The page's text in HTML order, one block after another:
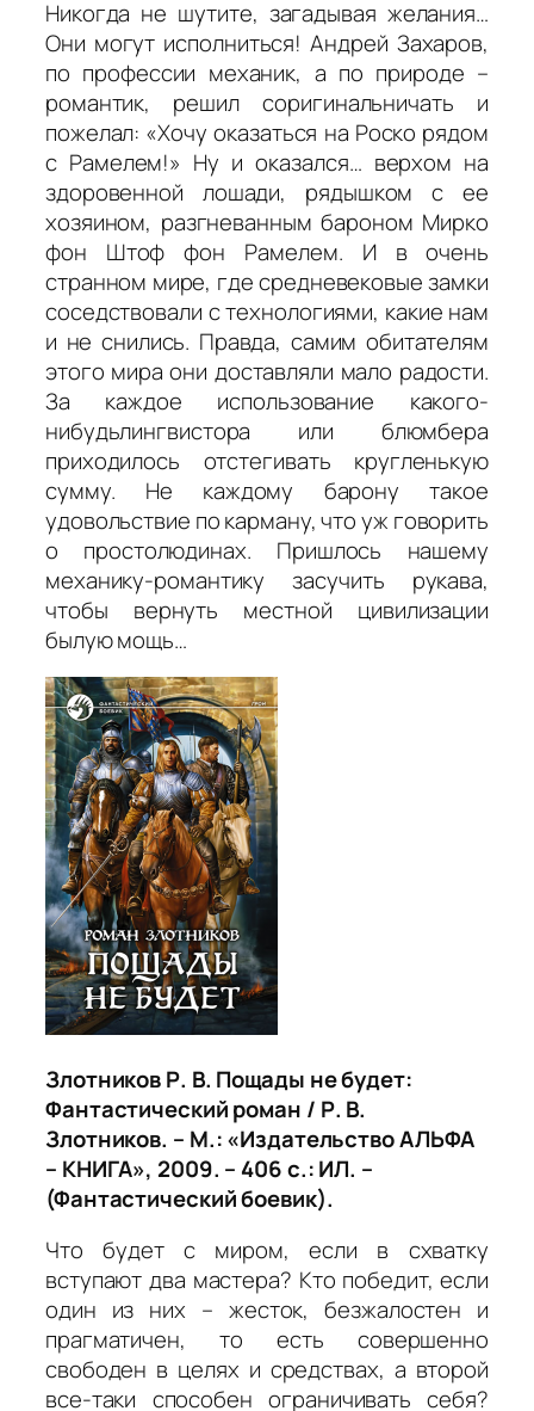
Никогда не шутите, загадывая желания…
Они могут исполниться! Андрей Захаров,
по профессии механик, а по природе –
романтик, решил соригинальничать и
пожелал: «Хочу оказаться на Роско рядом
с Рамелем!» Ну и оказался… верхом на
здоровенной лошади, рядышком с ее
хозяином, разгневанным бароном Мирко
фон Штоф фон Рамелем. И в очень
странном мире, где средневековые замки
соседствовали с технологиями, какие нам
и не снились. Правда, самим обитателям
этого мира они доставляли мало радости.
За каждое использование какого-
нибудьлингвистора или блюмбера
приходилось отстегивать кругленькую
сумму. Не каждому барону такое
удовольствие по карману, что уж говорить
о простолюдинах. Пришлось нашему
механику-романтику засучить рукава,
чтобы вернуть местной цивилизации
былую мощь…
Злотников Р. В. Пощады не будет:
Фантастический роман / Р. В.
Злотников. – М.: «Издательство АЛЬФА
– КНИГА», 2009. – 406 с.: ИЛ. –
(Фантастический боевик).
Что будет с миром, если в схватку
вступают два мастера? Кто победит, если
один из них – жесток, безжалостен и
прагматичен, то есть совершенно
свободен в целях и средствах, а второй
все-таки способен ограничивать себя?